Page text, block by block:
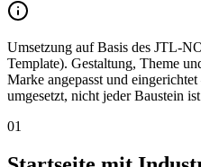
Umsetzung auf Basis des JTL-
Template). Gestaltung, Theme
Marke angepasst und
umgesetzt, nicht jeder Baustein
01